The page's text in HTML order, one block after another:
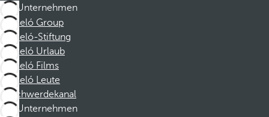
Unternehmen
Barceló Group
Barceló-Stiftung
Barceló Urlaub
Barceló Films
Barceló Leute
Beschwerdekanal
Unternehmen